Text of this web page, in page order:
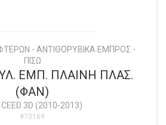
- ΑΝΤΙΘΟΡΥΒΙΚΑ ΕΜΠΡΟΣ -
ΠΙΣΩ
ΕΜΠ. ΠΛΑΙΝΗ ΠΛΑΣ.
(ΦΑΝ)
CEED 3D (2010-2013)
#70169